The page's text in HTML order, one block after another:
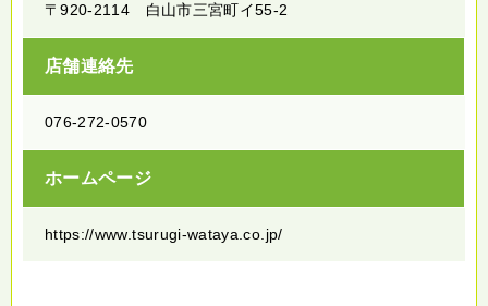
〒920-2114 白山市三宮町イ55-2
店舗連絡先
076-272-0570
ホームページ
https://www.tsurugi-wataya.co.jp/